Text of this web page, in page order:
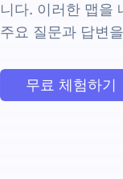
니다. 이러한 맵을
주요 질문과 답변
무료 체험하기